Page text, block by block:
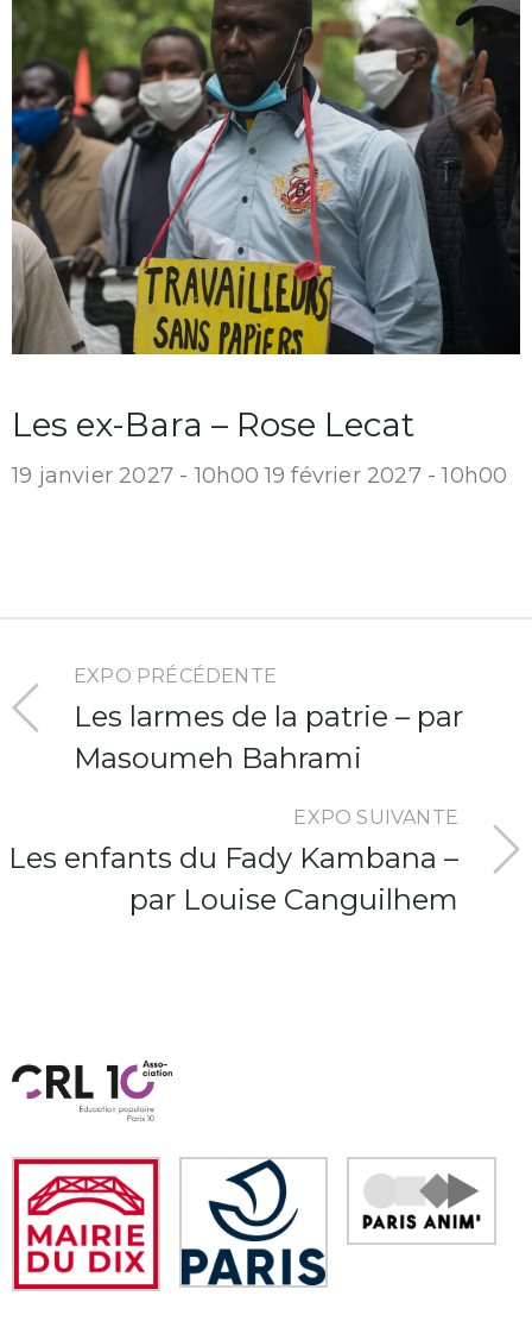
Les ex-Bara – Rose Lecat
19 janvier 2027 - 10h00 19 février 2027 - 10h00
EXPO PRÉCÉDENTE
Les larmes de la patrie – par
Masoumeh Bahrami
EXPO SUIVANTE
Les enfants du Fady Kambana –
par Louise Canguilhem